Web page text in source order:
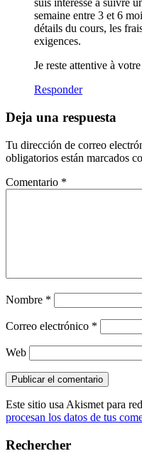
suis intéressé à suivre
semaine entre 3 et 6
détails du cours, les
exigences.
Je reste attentive à
Responder
Deja una respuesta
Tu dirección de correo
obligatorios están marcados
Comentario *
Nombre *
Correo electrónico *
Web
Este sitio usa Akismet para
procesan los datos de tus
Rechercher